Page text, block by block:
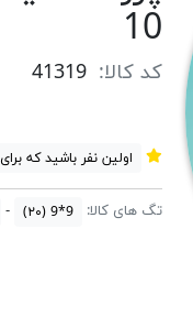
10
کد کالا: 41319
اولین نفر باشید که
تگ های کالا: 9*9 (۲۰)